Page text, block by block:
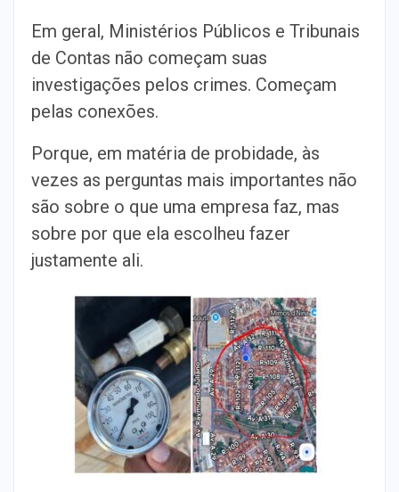
Em geral, Ministérios Públicos e Tribunais
de Contas não começam suas
investigações pelos crimes. Começam
pelas conexões.
Porque, em matéria de probidade, às
vezes as perguntas mais importantes não
são sobre o que uma empresa faz, mas
sobre por que ela escolheu fazer
justamente ali.